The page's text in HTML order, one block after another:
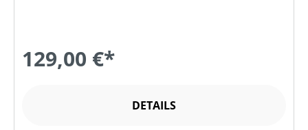
129,00 €*
DETAILS